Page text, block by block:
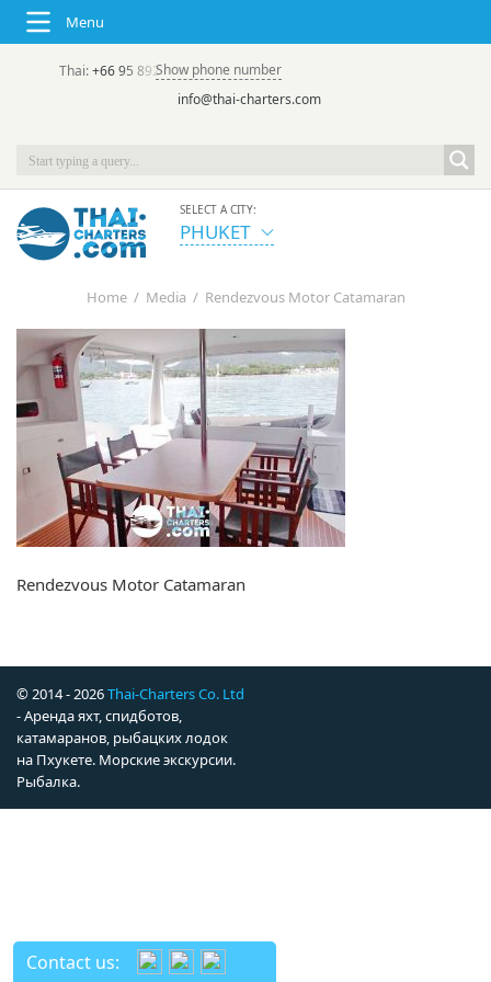
Menu
Thai:+66 95 892 7646(rus/eng) | в России:
Show phone number
info@thai-charters.com
SELECT A CITY:
PHUKET
Home / Media / Rendezvous Motor Catamaran
Rendezvous Motor Catamaran
© 2014 - 2026Thai-Charters Co. Ltd
- Аренда яхт, спидботов,
катамаранов, рыбацких лодок
на Пхукете. Морские экскурсии.
Рыбалка.
Contact us: